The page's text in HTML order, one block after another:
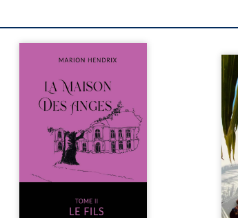
Nous sommes en 1979, soit 15
patriarche Anatole-Eustache.
La famille devra affronter non
seulement un inconnu qui rôde
autour du domaine et dont
Firmin, le fidèle majordome,
redoute les visites, le passé
encombrant d’Anatole-
Eustache, la malédiction
familiale, mais aussi la toute-
comment dompter cet enfant
avant qu’il ...
Au
eux,